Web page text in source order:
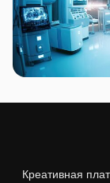
Креативная